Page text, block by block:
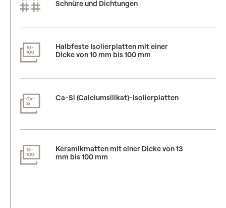
Schnüre und Dichtungen
Halbfeste Isolierplatten mit einer
Dicke von 10 mm bis 100 mm
Ca-Si (Calciumsilikat)-Isolierplatten
Keramikmatten mit einer Dicke von 13
mm bis 100 mm